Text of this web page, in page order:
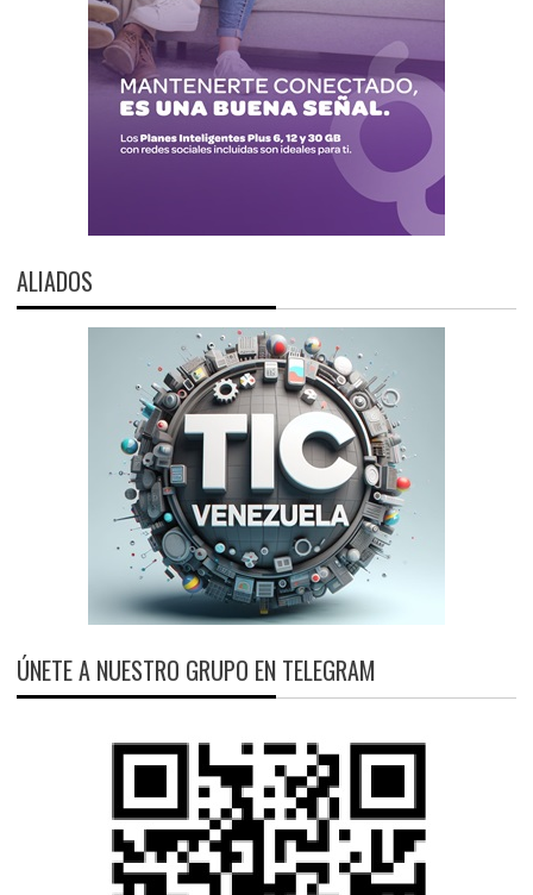
ALIADOS
ÚNETE A NUESTRO GRUPO EN TELEGRAM